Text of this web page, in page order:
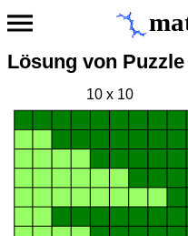
Lösung von
10 x 10